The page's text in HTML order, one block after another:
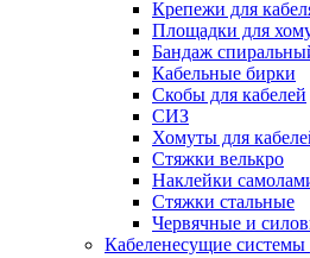
Крепежи для
Площадки для
Бандаж
Кабельные бирки
Cкобы для кабелей
СИЗ
Хомуты для
Стяжки велькро
Наклейки
Стяжки стальные
Червячные и
Кабеленесущие системы